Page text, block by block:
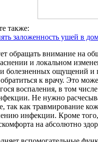
также:
заложенность ушей в
обращать внимание на
и локальном
болезненных ощущений и
к врачу. Это
воспаления, в том
Не нужно
так как травмирование
инфекции. Кроме
на абсолютно